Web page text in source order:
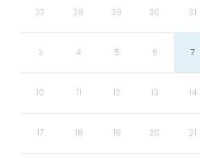
27 28 29 30 31
3 4 5 6 7
10 11 12 13 14
17 18 19 20 21